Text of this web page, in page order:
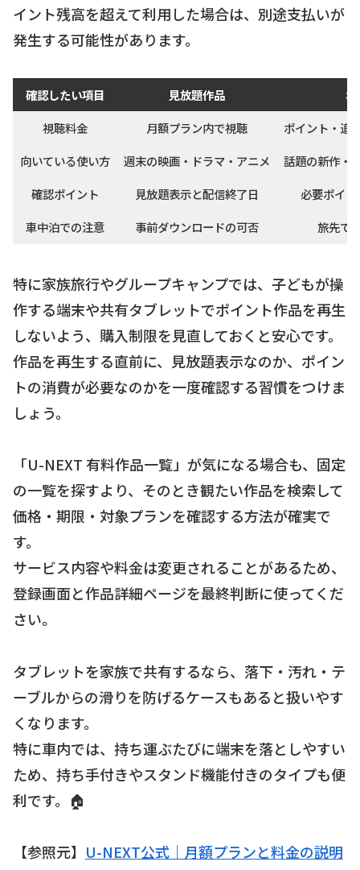
イント残高を超えて利用した場合は、別途支払いが
発生する可能性があります。
確認したい項目 見放題作品
ポ
視聴料金
月額プラン内で視聴
ポイント・追
向いている使い方
週末の映画・ドラマ・アニメ
話題の新作・
確認ポイント
見放題表示と配信終了日
必要ポイ
車中泊での注意
事前ダウンロードの可否 旅先で
特に家族旅行やグループキャンプでは、子どもが操
作する端末や共有タブレットでポイント作品を再生
しないよう、購入制限を見直しておくと安心です。
作品を再生する直前に、見放題表示なのか、ポイン
トの消費が必要なのかを一度確認する習慣をつけま
しょう。
「U-NEXT 有料作品一覧」が気になる場合も、固定
の一覧を探すより、そのとき観たい作品を検索して
価格・期限・対象プランを確認する方法が確実で
す。
サービス内容や料金は変更されることがあるため、
登録画面と作品詳細ページを最終判断に使ってくだ
さい。
タブレットを家族で共有するなら、落下・汚れ・テ
ーブルからの滑りを防げるケースもあると扱いやす
くなります。
特に車内では、持ち運ぶたびに端末を落としやすい
ため、持ち手付きやスタンド機能付きのタイプも便
利です。🏠
【参照元】 U-NEXT公式｜月額プランと料金の説明